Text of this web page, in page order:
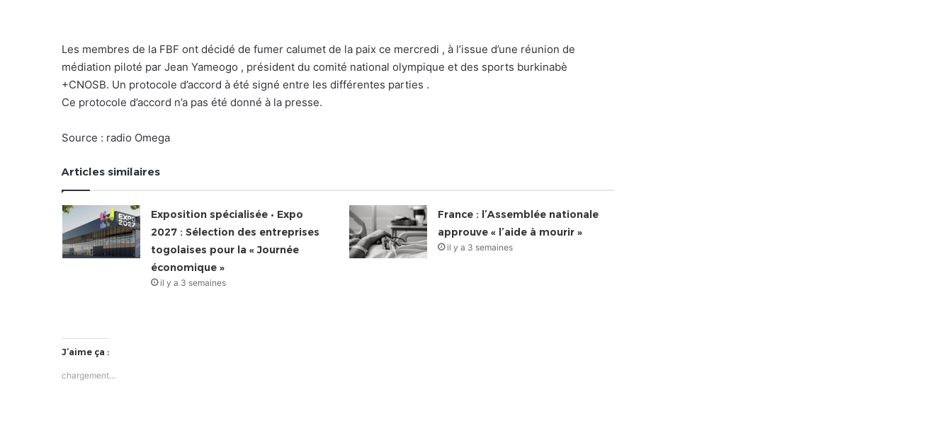
Les membres de la FBF ont décidé de fumer calumet de la paix ce mercredi , à l’issue d’une réunion de
médiation piloté par Jean Yameogo , président du comité national olympique et des sports burkinabè
+CNOSB. Un protocole d’accord à été signé entre les différentes parties .
Ce protocole d’accord n’a pas été donné à la presse.
Source : radio Omega
Articles similaires
Exposition spécialisée • Expo
2027 : Sélection des entreprises
togolaises pour la « Journée
économique »
il y a 3 semaines
France : l’Assemblée nationale
approuve « l’aide à mourir »
il y a 3 semaines
J’aime ça :
chargement…